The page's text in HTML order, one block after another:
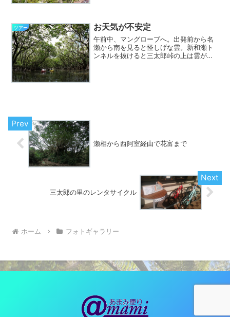
ツアー お天気が不安定
午前中、マングローブへ。出発前から名
瀬から南を見ると怪しげな雲。新和瀬ト
ンネルを抜けると三太郎峠の上は雲がか
瀬相から西阿室経由で花富まで
三太郎の里のレンタサイクル
ホーム フォトギャラリー